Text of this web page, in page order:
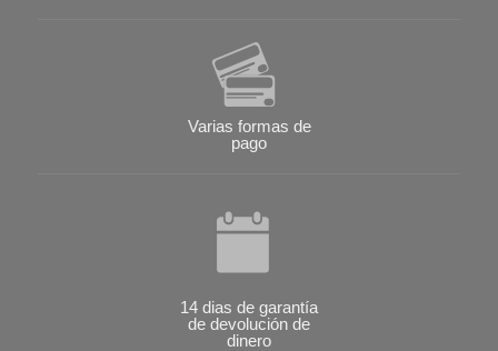
Varias formas de
pago
14 dias de garantía
de devolución de
dinero